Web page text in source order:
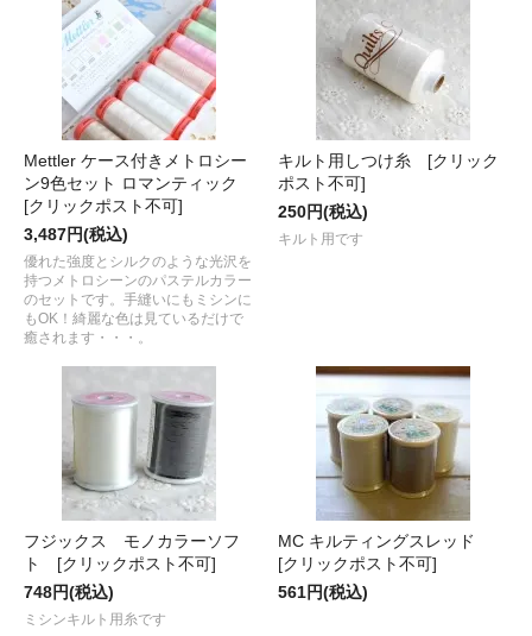
Mettler ケース付きメトロシー
ン9色セット ロマンティック
[クリックポスト不可]
3,487円(税込)
優れた強度とシルクのような光沢を
持つメトロシーンのパステルカラー
のセットです。手縫いにもミシンに
もOK！綺麗な色は見ているだけで
癒されます・・・。
キルト用しつけ糸 [クリック
ポスト不可]
250円(税込)
キルト用です
フジックス モノカラーソフ
ト [クリックポスト不可]
748円(税込)
ミシンキルト用糸です
MC キルティングスレッド
[クリックポスト不可]
561円(税込)